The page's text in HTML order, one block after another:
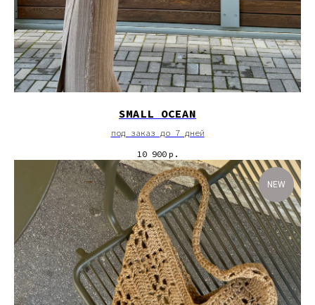
SMALL OCEAN
под заказ до 7 дней
10 900 р.
NEW